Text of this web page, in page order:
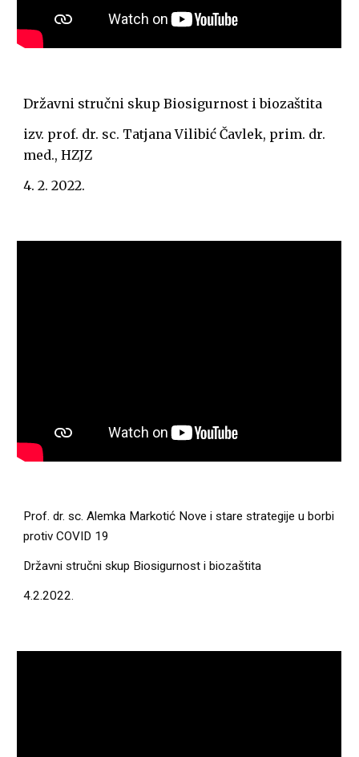
Državni stručni skup Biosigurnost i biozaštita
izv. prof. dr. sc. Tatjana Vilibić Čavlek, prim. dr.
med., HZJZ
4. 2. 2022.
Prof. dr. sc. Alemka Markotić Nove i stare strategije u borbi
protiv COVID 19
Državni stručni skup Biosigurnost i biozaštita
4.2.2022.